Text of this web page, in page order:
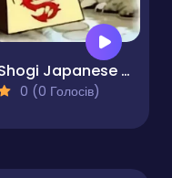
Shogi Japanese Chess
0 (0 Голосів)